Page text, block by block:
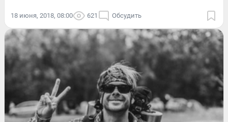
18 июня, 2018, 08:00 621 Обсудить